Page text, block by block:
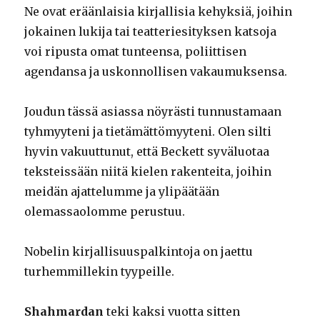
Ne ovat eräänlaisia kirjallisia kehyksiä, joihin
jokainen lukija tai teatteriesityksen katsoja
voi ripusta omat tunteensa, poliittisen
agendansa ja uskonnollisen vakaumuksensa.
Joudun tässä asiassa nöyrästi tunnustamaan
tyhmyyteni ja tietämättömyyteni. Olen silti
hyvin vakuuttunut, että Beckett syväluotaa
teksteissään niitä kielen rakenteita, joihin
meidän ajattelumme ja ylipäätään
olemassaolomme perustuu.
Nobelin kirjallisuuspalkintoja on jaettu
turhemmillekin tyypeille.
Shahmardan teki kaksi vuotta sitten